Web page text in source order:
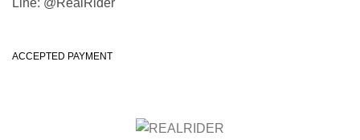
ACCEPTED PAYMENT